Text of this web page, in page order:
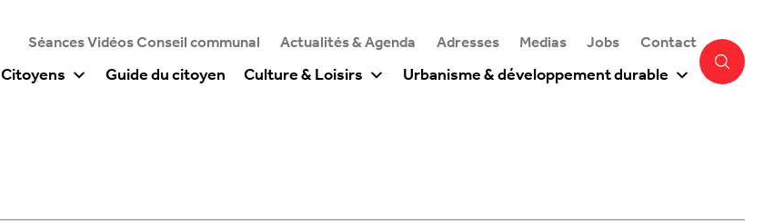
Séances Vidéos Conseil communal Actualités & Agenda Adresses Medias Jobs Contact
Citoyens Guide du citoyen Culture & Loisirs Urbanisme & développement durable